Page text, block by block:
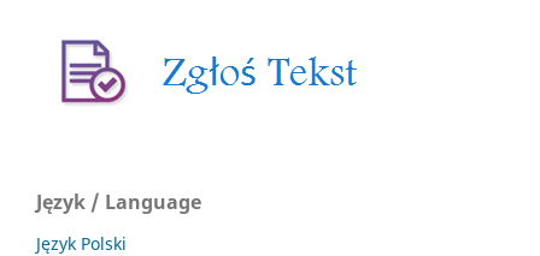
Język / Language
Język Polski